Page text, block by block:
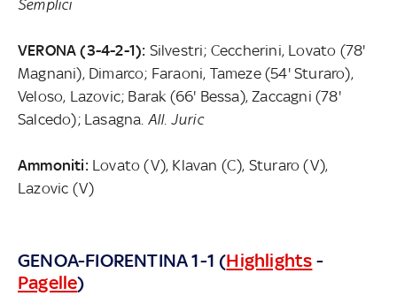
Semplici
VERONA (3-4-2-1): Silvestri; Ceccherini, Lovato (78'
Magnani), Dimarco; Faraoni, Tameze (54' Sturaro),
Veloso, Lazovic; Barak (66' Bessa), Zaccagni (78'
Salcedo); Lasagna. All. Juric
Ammoniti:Lovato (V), Klavan (C), Sturaro (V),
Lazovic (V)
GENOA-FIORENTINA 1-1 (Highlights -
Pagelle)